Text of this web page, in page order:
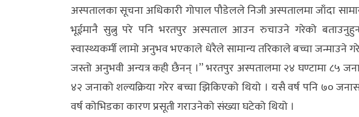
अस्पतालका सूचना अधिकारी गोपाल पौडेलले निजी अस्पतालमा जाँदा
भूईमानै सुत्नु परे पनि भरतपुर अस्पताल आउन रुचाउने गरेको
स्वास्थ्यकर्मी लामो अनुभव भएकाले धेरैले सामान्य तरिकाले बच्चा जन्माउने
जस्तो अनुभवी अन्यत्र कही छैनन् ।” भरतपुर अस्पतालमा २४ घण्टामा ८५
४२ जनाको शल्यक्रिया गरेर बच्चा झिकिएको थियो । यसै वर्ष पनि ७०
वर्ष कोभिडका कारण प्रसूती गराउनेको संख्या घटेको थियो ।